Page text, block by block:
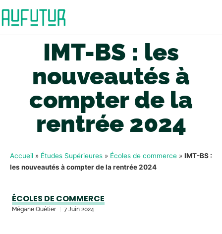
IMT-BS : les
nouveautés à
compter de la
rentrée 2024
Accueil » Études Supérieures » Écoles de commerce » IMT-BS :
les nouveautés à compter de la rentrée 2024
ÉCOLES DE COMMERCE
Mégane Quétier 7 Juin 2024